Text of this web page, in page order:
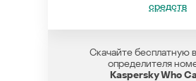
средств
Скачайте бесплатную
определителя
Kaspersky Who